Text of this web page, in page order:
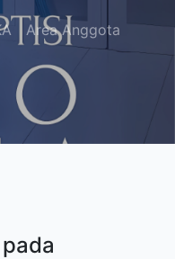
Area Anggota